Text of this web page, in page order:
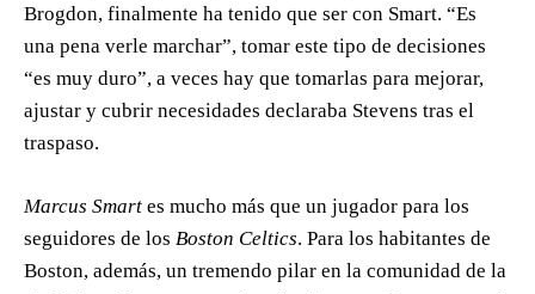
Brogdon, finalmente ha tenido que ser con Smart. “Es
una pena verle marchar”, tomar este tipo de decisiones
“es muy duro”, a veces hay que tomarlas para mejorar,
ajustar y cubrir necesidades declaraba Stevens tras el
traspaso.
Marcus Smart es mucho más que un jugador para los
seguidores de los Boston Celtics. Para los habitantes de
Boston, además, un tremendo pilar en la comunidad de la